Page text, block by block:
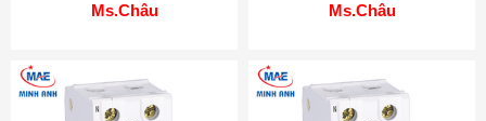
Ms.Châu
Ms.Châu